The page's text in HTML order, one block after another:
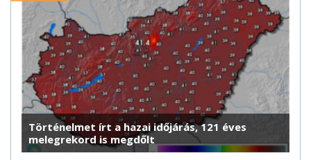
Történelmet írt a hazai időjárás, 121 éves
melegrekord is megdőlt